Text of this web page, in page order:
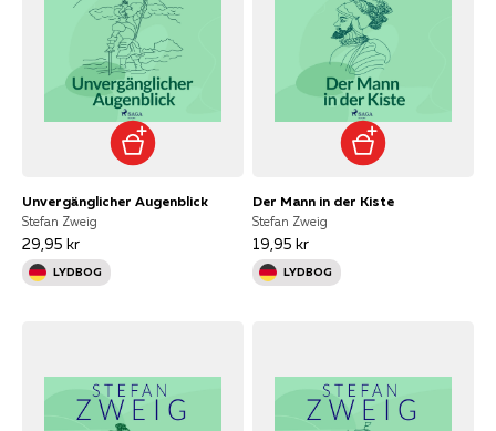
Unvergänglicher Augenblick
Stefan Zweig
29,95 kr
LYDBOG
Der Mann in der Kiste
Stefan Zweig
19,95 kr
LYDBOG